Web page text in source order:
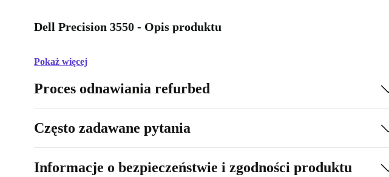
Dell Precision 3550 - Opis produktu
Pokaż więcej
Proces odnawiania refurbed
Często zadawane pytania
Informacje o bezpieczeństwie i zgodności produktu